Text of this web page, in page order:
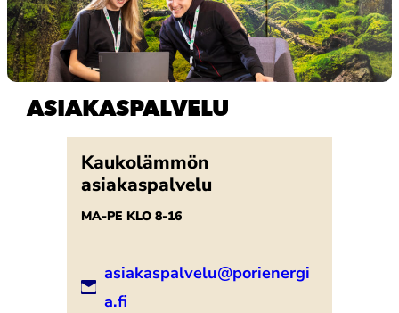
ASIAKASPALVELU
Kaukolämmön
asiakaspalvelu
MA-PE KLO 8-16
asiakaspalvelu@porienergi
a.fi